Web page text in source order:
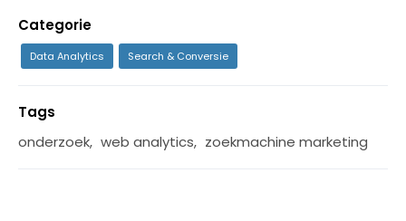
Categorie
Data Analytics Search & Conversie
Tags
onderzoek, web analytics, zoekmachine marketing